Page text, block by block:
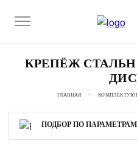
КРЕПЁЖ
ГЛАВНАЯ
ПОДБОР ПО ПАРАМЕТРАМ